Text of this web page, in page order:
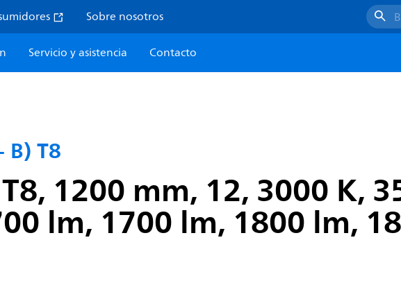
Sobre nosotros
Servicio y asistencia Contacto
B) T8
1200 mm, 12, 3000 K,
lm, 1700 lm, 1800 lm,